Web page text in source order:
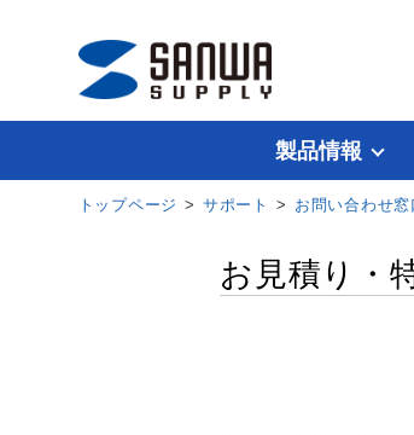
製品情報
トップページ > サポート > お問い合わせ窓
お見積り・